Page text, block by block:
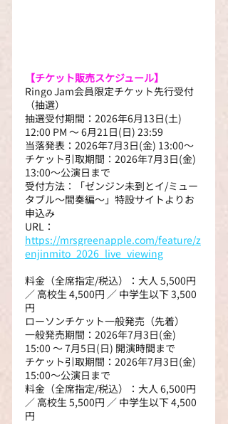
【チケット販売スケジュール】
Ringo Jam会員限定チケット先行受付
（抽選）
抽選受付期間：2026年6月13日(土)
12:00 PM ～ 6月21日(日) 23:59
当落発表：2026年7月3日(金) 13:00～
チケット引取期間：2026年7月3日(金)
13:00～公演日まで
受付方法：「ゼンジン未到とイ/ミュー
タブル〜間奏編〜」特設サイトよりお
申込み
URL：
https://mrsgreenapple.com/feature/z
enjinmito_2026_live_viewing
料金（全席指定/税込）：大人 5,500円
／ 高校生 4,500円 ／ 中学生以下 3,500
円
ローソンチケット一般発売（先着）
一般発売期間：2026年7月3日(金)
15:00 ～ 7月5日(日) 開演時間まで
チケット引取期間：2026年7月3日(金)
15:00～公演日まで
料金（全席指定/税込）：大人 6,500円
／ 高校生 5,500円 ／ 中学生以下 4,500
円